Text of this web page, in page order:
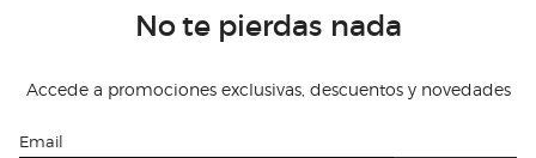
No te pierdas nada
Accede a promociones exclusivas, descuentos y novedades
Email